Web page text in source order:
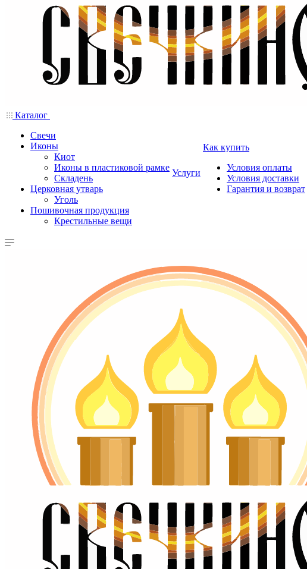
Каталог
Свечи
Иконы
Киот
Иконы в пластиковой рамке
Складень
Церковная утварь
Уголь
Пошивочная продукция
Крестильные вещи
Услуги
Как купить
Условия оплаты
Условия доставки
Гарантия и возврат